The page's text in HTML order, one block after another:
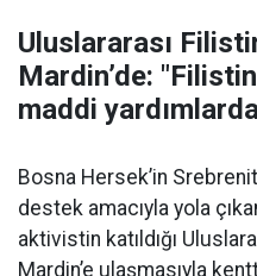
Uluslararası
Mardin’de:
maddi
Bosna Hersek’in
destek amacıyla yola
aktivistin katıldığı
Mardin’e ulaşmasıyla